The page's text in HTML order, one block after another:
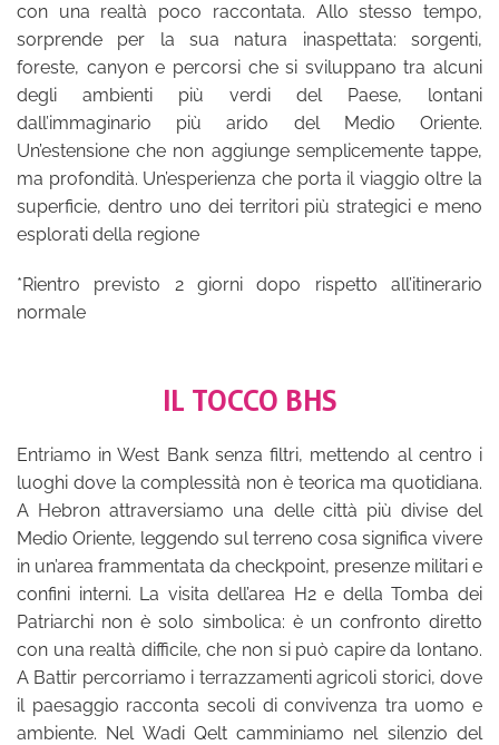
con una realtà poco raccontata. Allo stesso tempo,
sorprende per la sua natura inaspettata: sorgenti,
foreste, canyon e percorsi che si sviluppano tra alcuni
degli ambienti più verdi del Paese, lontani
dall’immaginario più arido del Medio Oriente.
Un’estensione che non aggiunge semplicemente tappe,
ma profondità. Un’esperienza che porta il viaggio oltre la
superficie, dentro uno dei territori più strategici e meno
esplorati della regione
*Rientro previsto 2 giorni dopo rispetto all’itinerario
normale
IL TOCCO BHS
Entriamo in West Bank senza filtri, mettendo al centro i
luoghi dove la complessità non è teorica ma quotidiana.
A Hebron attraversiamo una delle città più divise del
Medio Oriente, leggendo sul terreno cosa significa vivere
in un’area frammentata da checkpoint, presenze militari e
confini interni. La visita dell’area H2 e della Tomba dei
Patriarchi non è solo simbolica: è un confronto diretto
con una realtà difficile, che non si può capire da lontano.
A Battir percorriamo i terrazzamenti agricoli storici, dove
il paesaggio racconta secoli di convivenza tra uomo e
ambiente. Nel Wadi Qelt camminiamo nel silenzio del